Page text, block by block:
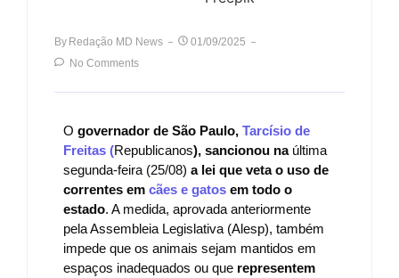
By Redação MD News
01/09/2025
No Comments
O governador de São Paulo, Tarcísio de
Freitas (Republicanos), sancionou naúltima
segunda-feira (25/08) a lei que veta o uso de
correntes em cães e gatos em todo o
estado. A medida, aprovada anteriormente
pela Assembleia Legislativa (Alesp), também
impede que os animais sejam mantidos em
espaços inadequados ou que representem